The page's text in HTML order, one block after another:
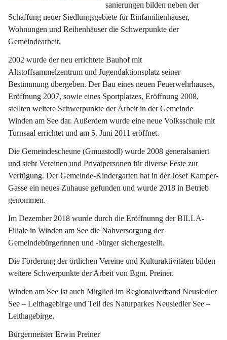
sanierungen bilden neben der
Schaffung neuer Siedlungsgebiete für Einfamilienhäuser,
Wohnungen und Reihenhäuser die Schwerpunkte der
Gemeindearbeit.
2002 wurde der neu errichtete Bauhof mit
Altstoffsammelzentrum und Jugendaktionsplatz seiner
Bestimmung übergeben. Der Bau eines neuen Feuerwehrhauses,
Eröffnung 2007, sowie eines Sportplatzes, Eröffnung 2008,
stellten weitere Schwerpunkte der Arbeit in der Gemeinde
Winden am See dar. Außerdem wurde eine neue Volksschule mit
Turnsaal errichtet und am 5. Juni 2011 eröffnet.
Die Gemeindescheune (Gmuastodl) wurde 2008 generalsaniert
und steht Vereinen und Privatpersonen für diverse Feste zur
Verfügung. Der Gemeinde-Kindergarten hat in der Josef Kamper-
Gasse ein neues Zuhause gefunden und wurde 2018 in Betrieb
genommen.
Im Dezember 2018 wurde durch die Eröffnunng der BILLA-
Filiale in Winden am See die Nahversorgung der
Gemeindebürgerinnen und -bürger sichergestellt.
Die Förderung der örtlichen Vereine und Kulturaktivitäten bilden
weitere Schwerpunkte der Arbeit von Bgm. Preiner.
Winden am See ist auch Mitglied im Regionalverband Neusiedler
See – Leithagebirge und Teil des Naturparkes Neusiedler See –
Leithagebirge.
Bürgermeister Erwin Preiner